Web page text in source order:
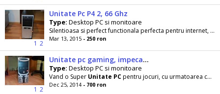
1 2
Unitate Pc P4 2, 66 Ghz
Type: Desktop PC si monitoare
Silentioasa si perfect functionala perfecta pentru internet, filme si
Mar 13, 2015 - 250 ron
1 2
Unitate pc gaming, impecabila
Type: Desktop PC si monitoare
Vand o Super Unitate PCpentru jocuri, cu urmatoarea configuratie: - carcasa neagra super airflow
Dec 25, 2014 - 700 ron